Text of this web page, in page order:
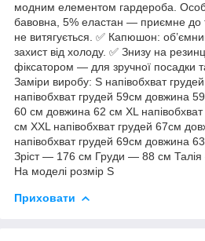
модним елементом гардероба.
бавовна, 5% еластан — приємне до
не витягується. ✅ Капюшон:
захист від холоду. ✅ Знизу на
фіксатором — для зручної посадки
Заміри виробу: S напівобхват
напівобхват грудей 59см довжина
60 см довжина 62 см XL
см XXL напівобхват грудей 67см
напівобхват грудей 69см довжина
Зріст — 176 см Груди — 88 см
На моделі розмір S
Приховати